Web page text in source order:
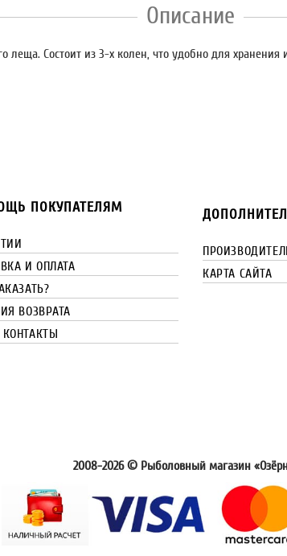
Описание
Состоит из 3-х колен, что удобно для хранения
ПОКУПАТЕЛЯМ
И ОПЛАТА
ВОЗВРАТА
КАРТА САЙТА
2008-2026 © Рыболовный магазин